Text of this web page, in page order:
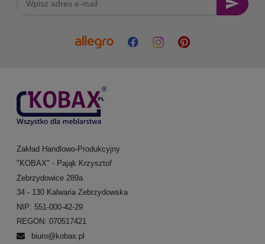
Zakład Handlowo-Produkcyjny
"KOBAX" - Pająk Krzysztof
Zebrzydowice 289a
34 - 130 Kalwaria Zebrzydowska
NIP: 551-000-42-29
REGON: 070517421
biuro@kobax.pl